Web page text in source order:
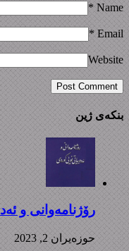
Name
*
Email
*
Website
بنکەی ژین
رۆژنامەوانی و
حوزه‌یران 2, 2023